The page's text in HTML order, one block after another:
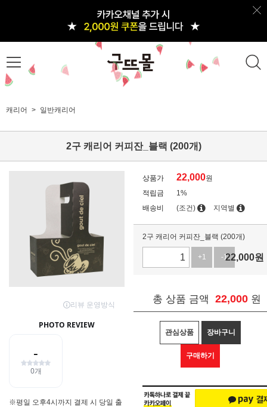
캐리어 일반캐리어
2구 캐리어 커피잔_블랙 (200개)
※평일 오후4시까지 결제 시 당일 출
상품가 22,000원
적립금
1%
배송비
(조건) 지역별
2구 캐리어 커피잔_블랙 (200개)
+1 -122,000원
총 상품 금액 22,000 원
관심상품 장바구니
구매하기